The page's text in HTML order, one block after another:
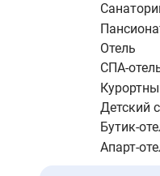
Отель
СПА-
Детский
Бутик-
Апарт-